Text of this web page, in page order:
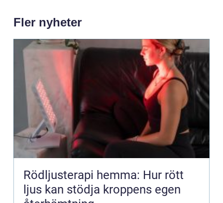
Fler nyheter
Rödljusterapi hemma: Hur rött
ljus kan stödja kroppens egen